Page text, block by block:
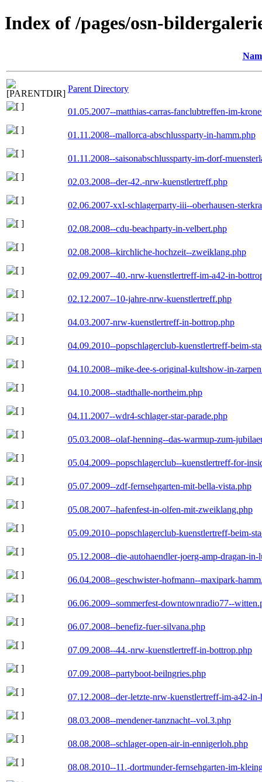
Index of /pages/osn-
Parent Directory
01.05.2007--matthias-carras-fanclubtreffen-im-
01.11.2008--mallorca-abschlussparty-in-hamm.php
01.11.2008--saisonabschlussparty-im-dorf-
02.03.2008--der-42.-nrw-kuenstlertreff.php
02.06.2007-xxl-schlagerparty-iii--oberhausen-
02.08.2008--cdu-beachparty-in-velbert.php
02.08.2008--kirchliche-hochzeit--zweiklang.php
02.09.2007--40.-nrw-kuenstlertreff-im-a42-in-
02.12.2007--10-jahre-nrw-kuenstlertreff.php
04.03.2007-nrw-kuenstlertreff-in-bottrop.php
04.09.2010--popschlagerclub-kuenstlertreff-beim-
04.10.2008--mike-dee-s-original-kultshow-in-
04.10.2008--stadthalle-northeim.php
04.11.2007--wdr4-schlager-star-parade.php
05.03.2008--olaf-henning--das-warmup-zum-
05.04.2009--popschlagerclub--kuenstlertreff-for-
05.07.2009--zdf-fernsehgarten-mit-bella-vista.php
05.08.2007--hafenfest-in-olfen-mit-zweiklang.php
05.09.2010--popschlagerclub-kuenstlertreff-beim-
05.12.2008--die-autohaendler-joerg-amp-dragan-in-
06.04.2008--geschwister-hofmann--maxipark-
06.06.2009--sommerfest-downtownradio77--
06.07.2008--benefiz-fuer-silvana.php
07.09.2008--44.-nrw-kuenstlertreff-in-bottrop.php
07.09.2008--partyboot-beilngries.php
07.12.2008--der-letzte-nrw-kuenstlertreff-im-a42-
08.03.2008--mendener-tanznacht--vol.3.php
08.08.2008--schlager-open-air-in-ennigerloh.php
08.08.2010--11.-dortmunder-fernsehgarten-im-